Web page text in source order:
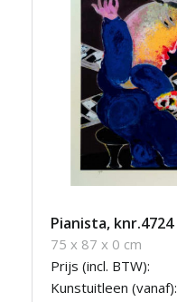
Pianista, knr.4724
75 x 87 x 0 cm
Prijs (incl. BTW):
Kunstuitleen (vanaf):